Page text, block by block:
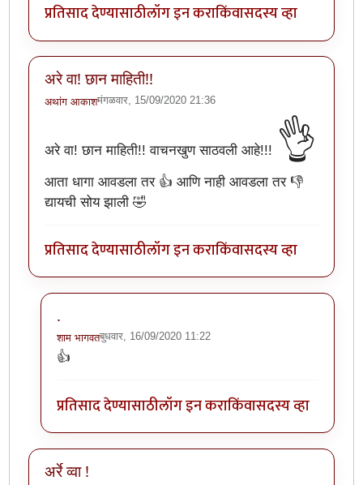
प्रतिसाद देण्यासाठीलॉग इन कराकिंवासदस्य व्हा
अरे वा! छान माहिती!!
अथांग आकाशमंगळवार, 15/09/2020 21:36
अरे वा! छान माहिती!! वाचनखुण साठवली आहे!!! 👌
आता धागा आवडला तर 👍 आणि नाही आवडला तर 👎
द्यायची सोय झाली 🤣
प्रतिसाद देण्यासाठीलॉग इन कराकिंवासदस्य व्हा
.
शाम भागवतबुधवार, 16/09/2020 11:22
In reply to
👍
प्रतिसाद देण्यासाठीलॉग इन कराकिंवासदस्य व्हा
अर्रे व्वा !